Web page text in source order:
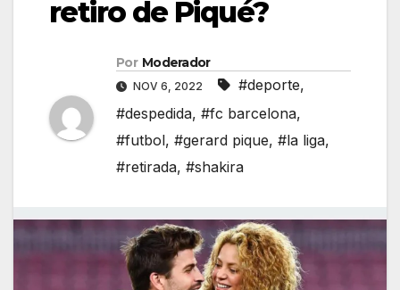
retiro de Piqué?
Por Moderador
NOV 6, 2022 #deporte,
#despedida, #fc barcelona,
#futbol, #gerard pique, #la liga,
#retirada, #shakira